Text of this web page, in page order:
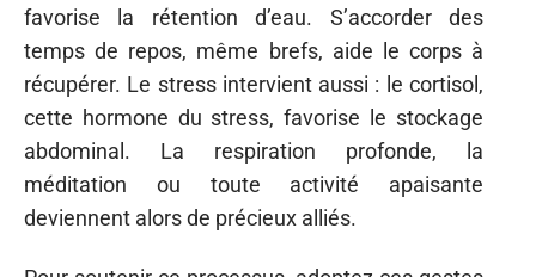
favorise la rétention d’eau. S’accorder des
temps de repos, même brefs, aide le corps à
récupérer. Le stress intervient aussi : le cortisol,
cette hormone du stress, favorise le stockage
abdominal. La respiration profonde, la
méditation ou toute activité apaisante
deviennent alors de précieux alliés.